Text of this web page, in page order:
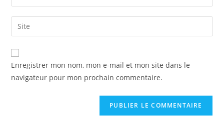
Enregistrer mon nom, mon e-mail et mon site dans le
navigateur pour mon prochain commentaire.